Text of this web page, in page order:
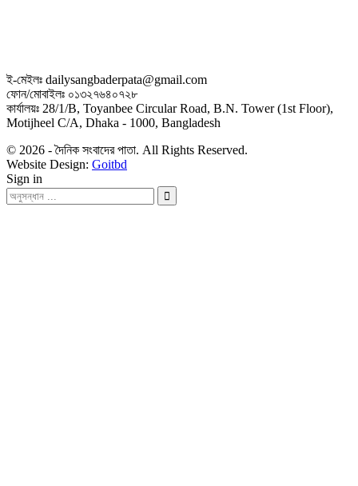
ই-মেইলঃ dailysangbaderpata@gmail.com
ফোন/মোবাইলঃ ০১৩২৭৬৪০৭২৮
কার্যালয়ঃ 28/1/B, Toyanbee Circular Road, B.N. Tower (1st Floor),
Motijheel C/A, Dhaka - 1000, Bangladesh
© 2026 - দৈনিক সংবাদের পাতা. All Rights Reserved.
Website Design: Goitbd
Sign in